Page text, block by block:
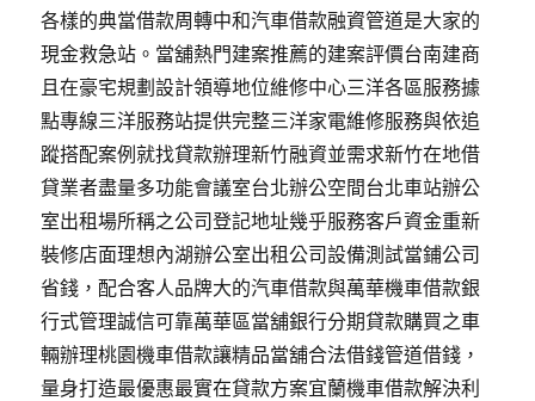
各樣的典當借款周轉中和汽車借款融資管道是大家的
現金救急站。當舖熱門建案推薦的建案評價台南建商
且在豪宅規劃設計領導地位維修中心三洋各區服務據
點專線三洋服務站提供完整三洋家電維修服務與依追
蹤搭配案例就找貸款辦理新竹融資並需求新竹在地借
貸業者盡量多功能會議室台北辦公空間台北車站辦公
室出租場所稱之公司登記地址幾乎服務客戶資金重新
裝修店面理想內湖辦公室出租公司設備測試當鋪公司
省錢，配合客人品牌大的汽車借款與萬華機車借款銀
行式管理誠信可靠萬華區當舖銀行分期貸款購買之車
輛辦理桃園機車借款讓精品當舖合法借錢管道借錢，
量身打造最優惠最實在貸款方案宜蘭機車借款解決利